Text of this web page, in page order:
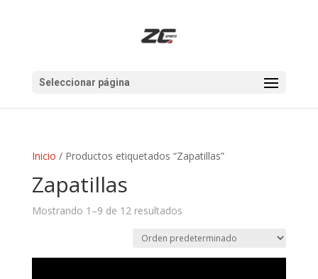
Seleccionar página
Inicio / Productos etiquetados “Zapatillas”
Zapatillas
Mostrando 1–9 de 12 resultados